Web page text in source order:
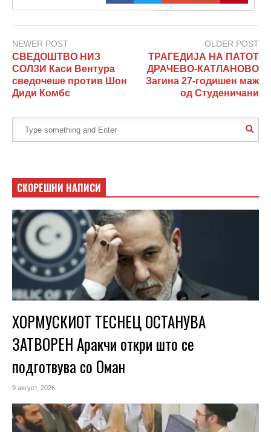
NEWER POST
СВЕДОШТВО НИЗ
СОЛЗИ Каси Вентура
сведочеше против Шон
Диди Комбс
OLDER POST
ТРАГЕДИЈА НА ПАТОТ
ДРАЧЕВО-КАТЛАНОВО
Загина 27-годишен маж
од Студеничани
СКОРЕШНИ НАПИСИ
ХОРМУСКИОТ ТЕСНЕЦ ОСТАНУВА
ЗАТВОРЕН Аракчи откри што се
подготвува со Оман
9 август, 2026